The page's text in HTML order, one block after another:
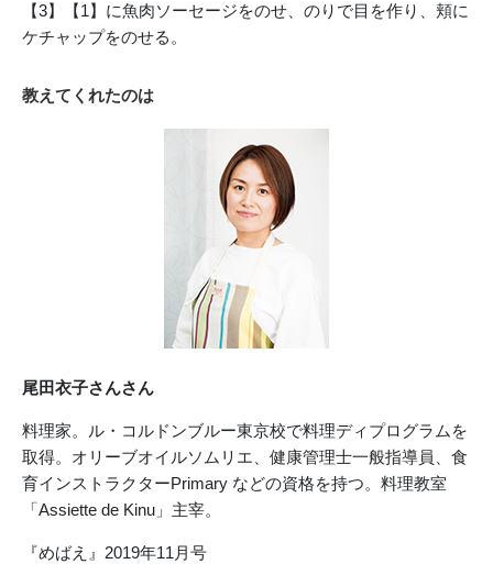
【3】【1】に魚肉ソーセージをのせ、のりで目を作り、頬に
ケチャップをのせる。
教えてくれたのは
尾田衣子さんさん
料理家。ル・コルドンブルー東京校で料理ディプログラムを
取得。オリーブオイルソムリエ、健康管理士一般指導員、食
育インストラクターPrimary などの資格を持つ。料理教室
「Assiette de Kinu」主宰。
『めばえ』2019年11月号